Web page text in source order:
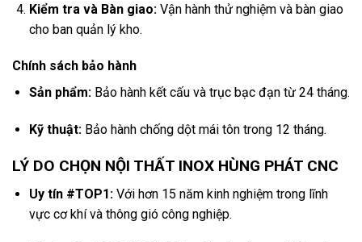
Kiểm tra và Bàn giao:Vận hành thử nghiệm và bàn giao
cho ban quản lý kho.
Chính sách bảo hành
Sản phẩm:Bảo hành kết cấu và trục bạc đạn từ 24 tháng.
Kỹ thuật:Bảo hành chống dột mái tôn trong 12 tháng.
LÝ DO CHỌN NỘI THẤT INOX HÙNG PHÁT CNC
Uy tín #TOP1:Với hơn 15 năm kinh nghiệm trong lĩnh
vực cơ khí và thông gió công nghiệp.